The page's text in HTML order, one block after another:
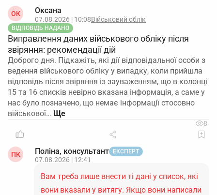
ОК Оксана
07.08.2026 | 10:08Військовий облік
ВІДПОВІДЬ НАДАНО
Виправлення даних військового обліку після
звіряння: рекомендації дій
Доброго дня. Підкажіть, які дії відповідальної особи з
ведення військового обліку у випадку, коли прийшла
відповідь після звіряння із зауваженням, що в колонці
15 та 16 списків невірно вказана інформація, а саме у
нас було позначено, що немає інформації стосовно
військової…
8
ПК Поліна, консультант ЕКСПЕРТ
07.08.2026 | 12:41
Вам треба лише внести ті дані у список, які
вони вказали у витягу. Якщо вони написали